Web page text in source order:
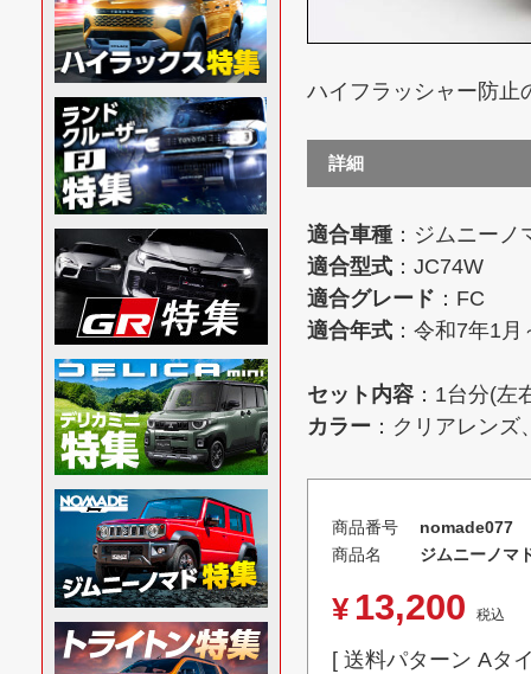
ハイフラッシャー防止
詳細
適合車種 ：ジムニー
適合型式 ：JC74W
適合グレード ：FC
適合年式 ：令和7年1月
セット内容 ：1台分(左
カラー ：クリアレン
商品番号
nomade077
商品名
ジムニーノマ
¥ 13,200 税込
送料パターン Aタ